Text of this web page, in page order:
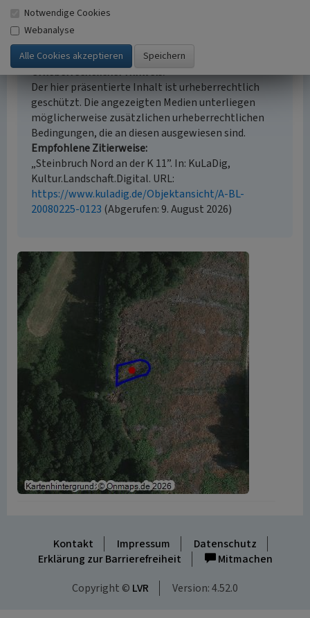
Empfohlene Zitierweise
Urheberrechtlicher Hinweis
Der hier präsentierte Inhalt ist urheberrechtlich
geschützt. Die angezeigten Medien unterliegen
möglicherweise zusätzlichen urheberrechtlichen
Bedingungen, die an diesen ausgewiesen sind.
Empfohlene Zitierweise
„Steinbruch Nord an der K 11”. In: KuLaDig,
Kultur.Landschaft.Digital. URL:
https://www.kuladig.de/Objektansicht/A-BL-
20080225-0123 (Abgerufen: 9. August 2026)
Kontakt Impressum
Datenschutz
Erklärung zur Barrierefreiheit
Mitmachen
Copyright © LVR Version: 4.52.0
Notwendige Cookies
Webanalyse